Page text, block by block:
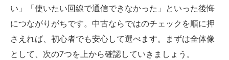
い」「使いたい回線で通信できなかった」といった後悔
につながりがちです。中古ならではのチェックを順に押
さえれば、初心者でも安心して選べます。まずは全体像
として、次の7つを上から確認していきましょう。